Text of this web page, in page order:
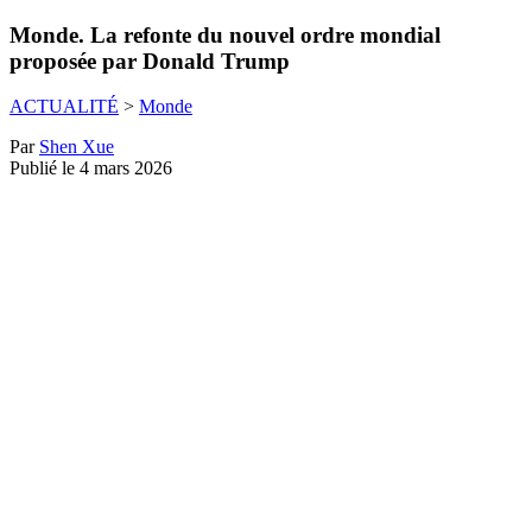
Monde. La refonte du nouvel ordre mondial
proposée par Donald Trump
ACTUALITÉ > Monde
Par Shen Xue
Publié le 4 mars 2026